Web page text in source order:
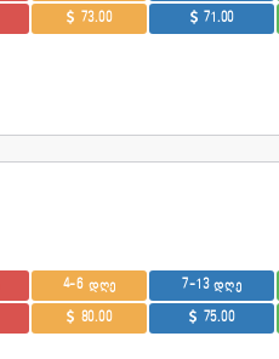
73.00 71.00
4-6 დღე 7-13 დღე
80.00 75.00